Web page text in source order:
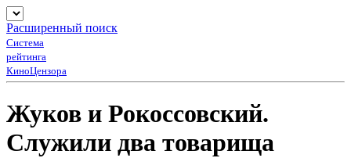
Расширенный поиск
Система
рейтинга
КиноЦензора
Жуков и Рокоссовский.
Служили два товарища